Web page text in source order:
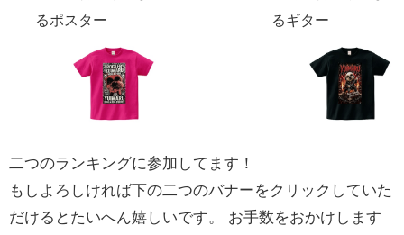
るポスター
るギター
二つのランキングに参加してます！
もしよろしければ下の二つのバナーをクリックしていた
だけるとたいへん嬉しいです。 お手数をおかけします